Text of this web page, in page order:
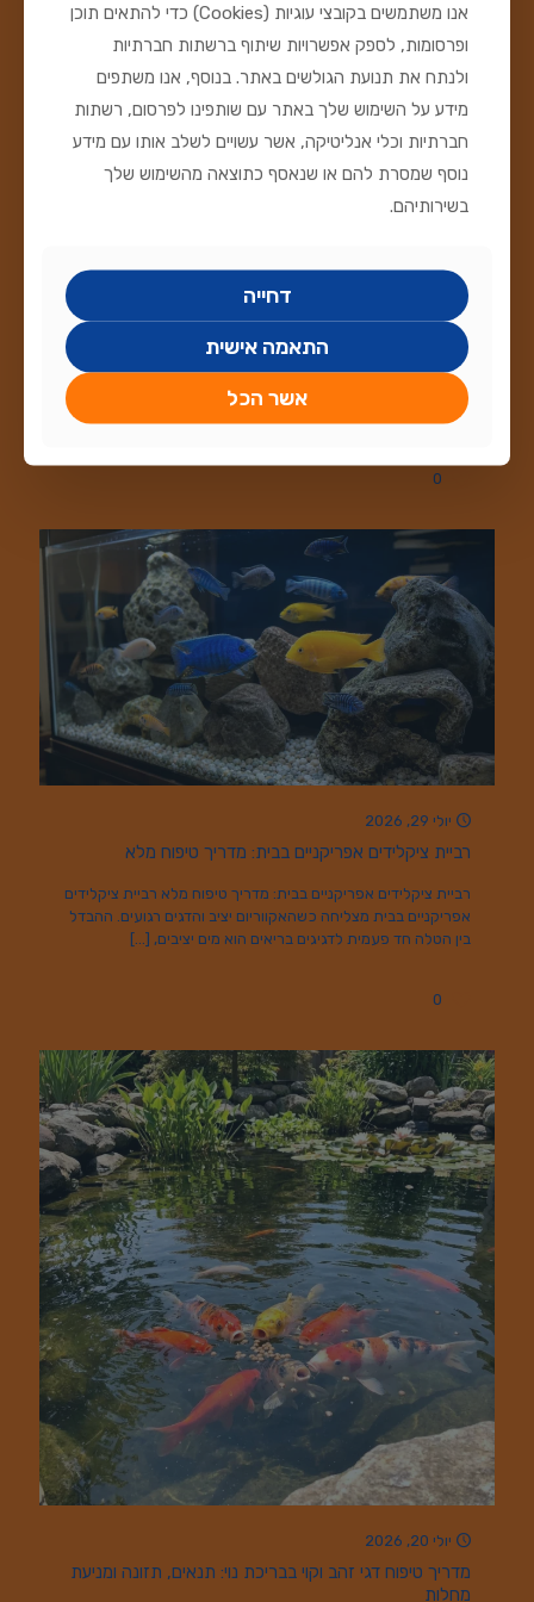
יולי 31, 2026
7 פריטי הציוד שכל חובב דגי נוי חייב להחזיק בבית
מדריך ציוד – 7 פריטי הציוד שכל חובב דגי נוי חייב להחזיק בבית
מדריך ציוד – 7 פריטי הציוד שכל חובב דגי נוי חייב להחזיק בבית
[…]
0
יולי 29, 2026
רביית ציקלידים אפריקניים בבית: מדריך טיפוח מלא
רביית ציקלידים אפריקניים בבית: מדריך טיפוח מלא רביית ציקלידים
אפריקניים בבית מצליחה כשהאקווריום יציב והדגים רגועים. ההבדל
בין הטלה חד פעמית לדגיגים בריאים הוא מים יציבים, […]
0
יולי 20, 2026
מדריך טיפוח דגי זהב וקוי בבריכת נוי: תנאים, תזונה ומניעת
מחלות
אנו משתמשים בקובצי עוגיות (Cookies) כדי להתאים תוכן
ופרסומות, לספק אפשרויות שיתוף ברשתות חברתיות
ולנתח את תנועת הגולשים באתר. בנוסף, אנו משתפים
מידע על השימוש שלך באתר עם שותפינו לפרסום, רשתות
חברתיות וכלי אנליטיקה, אשר עשויים לשלב אותו עם מידע
נוסף שמסרת להם או שנאסף כתוצאה מהשימוש שלך
בשירותיהם.
דחייה
התאמה אישית
אשר הכל